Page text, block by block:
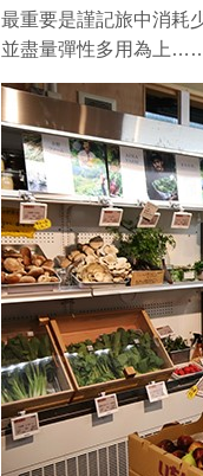
最重要是謹記旅中消耗
並盡量彈性多用為上